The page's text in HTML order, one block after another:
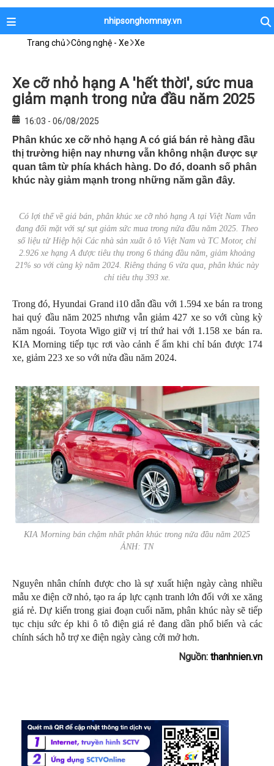
nhipsonghomnay.vn
Trang chủ Công nghệ - Xe Xe
Xe cỡ nhỏ hạng A 'hết thời', sức mua
giảm mạnh trong nửa đầu năm 2025
16:03 - 06/08/2025
Phân khúc xe cỡ nhỏ hạng A có giá bán rẻ hàng đầu
thị trường hiện nay nhưng vẫn không nhận được sự
quan tâm từ phía khách hàng. Do đó, doanh số phân
khúc này giảm mạnh trong những năm gần đây.
Có lợi thế về giá bán, phân khúc xe cỡ nhỏ hạng A tại Việt Nam vẫn
đang đối mặt với sự sụt giảm sức mua trong nửa đầu năm 2025. Theo
số liệu từ Hiệp hội Các nhà sản xuất ô tô Việt Nam và TC Motor, chỉ
2.926 xe hạng A được tiêu thụ trong 6 tháng đầu năm, giảm khoảng
21% so với cùng kỳ năm 2024. Riêng tháng 6 vừa qua, phân khúc này
chỉ tiêu thụ 393 xe.
Trong đó, Hyundai Grand i10 dẫn đầu với 1.594 xe bán ra trong
hai quý đầu năm 2025 nhưng vẫn giảm 427 xe so với cùng kỳ
năm ngoái. Toyota Wigo giữ vị trí thứ hai với 1.158 xe bán ra.
KIA Morning tiếp tục rơi vào cảnh ế ẩm khi chỉ bán được 174
xe, giảm 223 xe so với nửa đầu năm 2024.
KIA Morning bán chậm nhất phân khúc trong nửa đầu năm 2025
ẢNH: TN
Nguyên nhân chính được cho là sự xuất hiện ngày càng nhiều
mẫu xe điện cỡ nhỏ, tạo ra áp lực cạnh tranh lớn đối với xe xăng
giá rẻ. Dự kiến trong giai đoạn cuối năm, phân khúc này sẽ tiếp
tục chịu sức ép khi ô tô điện giá rẻ đang dần phổ biến và các
chính sách hỗ trợ xe điện ngày càng cởi mở hơn.
Nguồn: thanhnien.vn